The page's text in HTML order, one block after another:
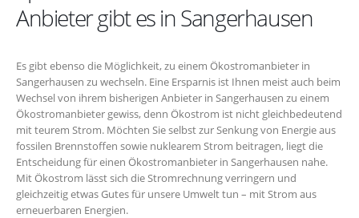
Anbieter gibt es in Sangerhausen
Es gibt ebenso die Möglichkeit, zu einem Ökostromanbieter in
Sangerhausen zu wechseln. Eine Ersparnis ist Ihnen meist auch beim
Wechsel von ihrem bisherigen Anbieter in Sangerhausen zu einem
Ökostromanbieter gewiss, denn Ökostrom ist nicht gleichbedeutend
mit teurem Strom. Möchten Sie selbst zur Senkung von Energie aus
fossilen Brennstoffen sowie nuklearem Strom beitragen, liegt die
Entscheidung für einen Ökostromanbieter in Sangerhausen nahe.
Mit Ökostrom lässt sich die Stromrechnung verringern und
gleichzeitig etwas Gutes für unsere Umwelt tun – mit Strom aus
erneuerbaren Energien.